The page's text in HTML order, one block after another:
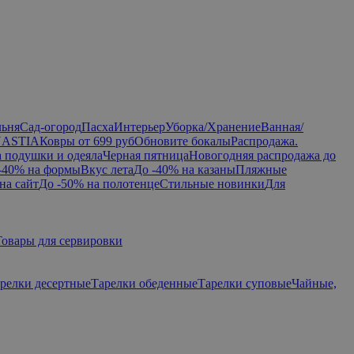
Сад-огородПасхаИнтерьерУборка/ХранениеВанная/
Ковры от 699 рубОбновите бокалыРаспродажа.
подушки и одеялаЧерная пятницаНовогодняя распродажа до
на формыВкус летаДо -40% на казаныПляжные
сайтДо -50% на полотенцеСтильные новинкиДля
для сервировки
десертныеТарелки обеденныеТарелки суповыеЧайные,